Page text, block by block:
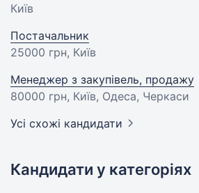
Київ
Постачальник
25000 грн, Київ
Менеджер з закупівель, продажу
80000 грн, Київ, Одеса, Черкаси
Усі схожі кандидати
Кандидати у категоріях